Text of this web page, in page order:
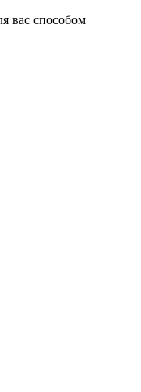
вас способом